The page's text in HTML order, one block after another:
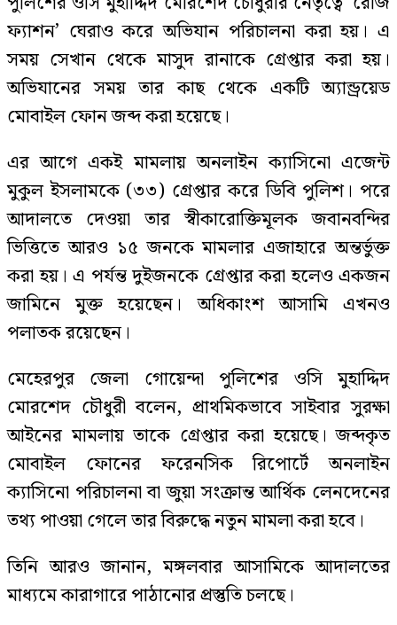
ফ্যাশন’ ঘেরাও করে অভিযান পরিচালনা করা হয়। এ
সময় সেখান থেকে মাসুদ রানাকে গ্রেপ্তার করা হয়।
অভিযানের সময় তার কাছ থেকে একটি অ্যান্ড্রয়েড
মোবাইল ফোন জব্দ করা হয়েছে।
এর আগে একই মামলায় অনলাইন ক্যাসিনো এজেন্ট
মুকুল ইসলামকে (৩৩) গ্রেপ্তার করে ডিবি পুলিশ। পরে
আদালতে দেওয়া তার স্বীকারোক্তিমূলক জবানবন্দির
ভিত্তিতে আরও ১৫ জনকে মামলার এজাহারে অন্তর্ভুক্ত
করা হয়। এ পর্যন্ত দুইজনকে গ্রেপ্তার করা হলেও একজন
জামিনে মুক্ত হয়েছেন। অধিকাংশ আসামি এখনও
পলাতক রয়েছেন।
মেহেরপুর জেলা গোয়েন্দা পুলিশের ওসি মুহাদ্দিদ
মোরশেদ চৌধুরী বলেন, প্রাথমিকভাবে সাইবার সুরক্ষা
আইনের মামলায় তাকে গ্রেপ্তার করা হয়েছে। জব্দকৃত
মোবাইল ফোনের ফরেনসিক রিপোর্টে অনলাইন
ক্যাসিনো পরিচালনা বা জুয়া সংক্রান্ত আর্থিক লেনদেনের
তথ্য পাওয়া গেলে তার বিরুদ্ধে নতুন মামলা করা হবে।
তিনি আরও জানান, মঙ্গলবার আসামিকে আদালতের
মাধ্যমে কারাগারে পাঠানোর প্রস্তুতি চলছে।